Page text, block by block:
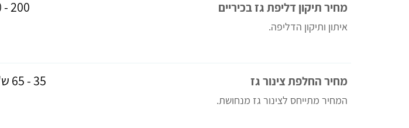
מחיר תיקון דליפת גז בכיריים
איתון ותיקון הדליפה.
200 - 400 ש"ח
מחיר החלפת צינור גז
המחיר מתייחס לצינור גז מנחושת.
35 - 65 ש"ח למטר